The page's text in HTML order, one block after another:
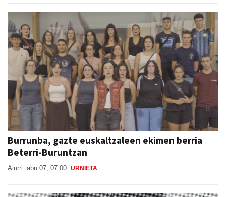
Burrunba, gazte euskaltzaleen ekimen berria
Beterri-Buruntzan
Aiurri abu 07, 07:00 URNIETA